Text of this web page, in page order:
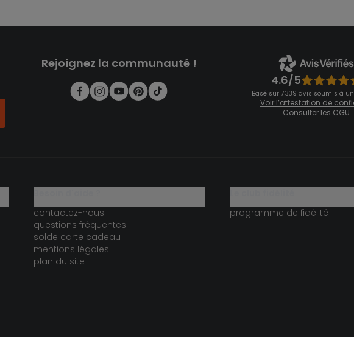
Rejoignez la communauté !
4.6/5
Basé sur 7 339 avis soumis à
Voir l’attestation de
Consulter les CGU
contactez-nous
questions fréquentes
solde carte cadeau
mentions légales
plan du site
programme de fidélité